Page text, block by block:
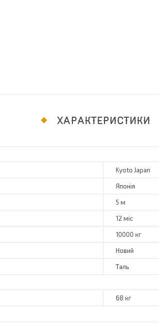
ХАРАКТЕРИСТИКИ
Kyoto Japan
Японія
5 м
12 міс
10000 кг
Новий
Таль
68 кг